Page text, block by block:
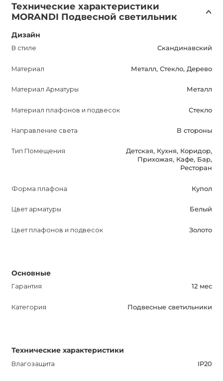
и возможность придать индивидуальность вашему
проекту.
Закажите светильник MORANDI сейчас и получите его
по специальной цене от 11840 грн с доставкой по всей
нашим менеджерам сообщение с текстом: "Как
Таким образом, светильник MORANDI от компании
Anzazo - это идеальное решение для создания
интерьере. Выбирая Anzazo, вы делаете правильный
Технические характеристики
MORANDI Подвесной светильник
Дизайн
В стиле Скандинавский
Материал Металл, Стекло, Дерево
Материал Арматуры Металл
Материал плафонов и подвесок Стекло
Направление света В стороны
Тип Помещения
Детская, Кухня, Коридор,
Прихожая, Кафе, Бар,
Ресторан
Форма плафона Купол
Цвет арматуры Белый
Цвет плафонов и подвесок Золото
Основные
Гарантия 12 мес
Категория Подвесные светильники
Технические характеристики
Влагозащита IP20